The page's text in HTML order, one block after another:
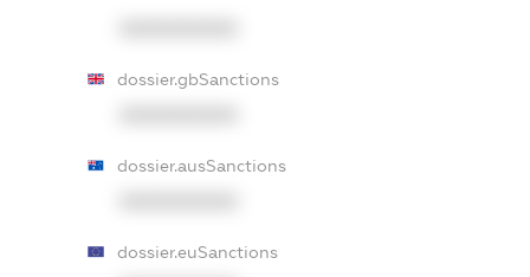
dossier.gbSanctions
dossier.ausSanctions
dossier.euSanctions